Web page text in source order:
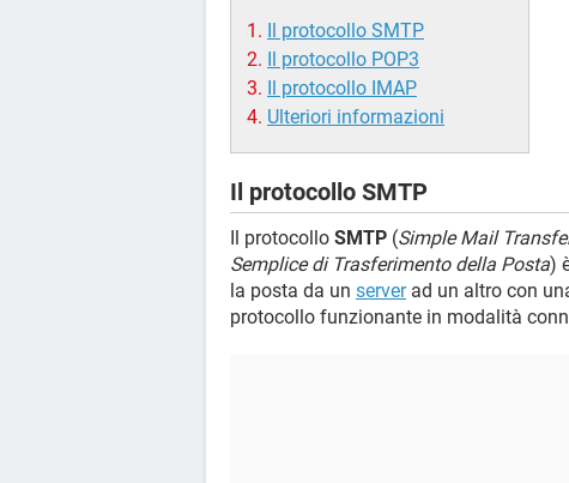
Il protocollo SMTP
Il protocollo POP3
Il protocollo IMAP
Ulteriori informazioni
Il protocollo SMTP
Il protocollo SMTP (Simple Mail
Semplice di Trasferimento della Posta)
la posta da un serverad un altro con
protocollo funzionante in modalità